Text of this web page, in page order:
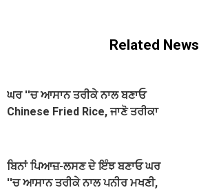
Related News
ਘਰ ''ਚ ਆਸਾਨ ਤਰੀਕੇ ਨਾਲ ਬਣਾਓ
Chinese Fried Rice, ਜਾਣੋ ਤਰੀਕਾ
ਬਿਨਾਂ ਪਿਆਜ਼-ਲਸਣ ਦੇ ਇੰਝ ਬਣਾਓ ਘਰ
''ਚ ਆਸਾਨ ਤਰੀਕੇ ਨਾਲ ਪਨੀਰ ਮਖਣੀ,